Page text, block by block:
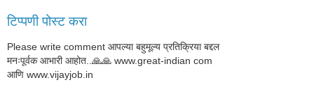
टिप्पणी पोस्ट करा
Please write comment आपल्या बहुमूल्य प्रतिक्रिया बद्दल
मनःपूर्वक आभारी आहोत..🙏🙏 www.great-indian com
आणि www.vijayjob.in